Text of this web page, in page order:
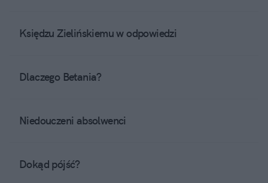
Księdzu Zielińskiemu w odpowiedzi
Dlaczego Betania?
Niedouczeni absolwenci
Dokąd pójść?